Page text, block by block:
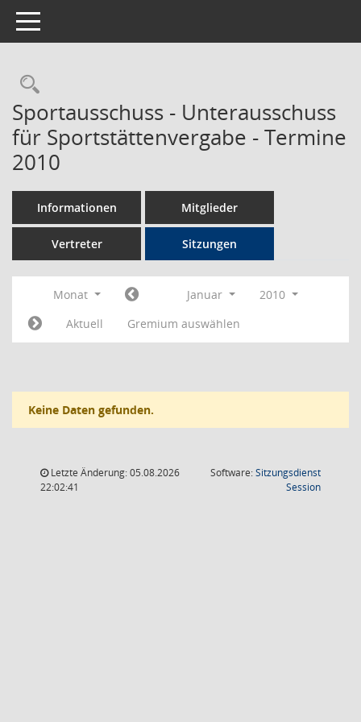
Toggle navigation
Rechercheauswahl
Sportausschuss - Unterausschuss
für Sportstättenvergabe - Termine
2010
Informationen Mitglieder
Vertreter Sitzungen
Monat Januar
2010
Aktuell
Gremium auswählen
Keine Daten gefunden.
Letzte Änderung: 05.08.2026
22:02:41
Software:Sitzungsdienst
Session(Wird in